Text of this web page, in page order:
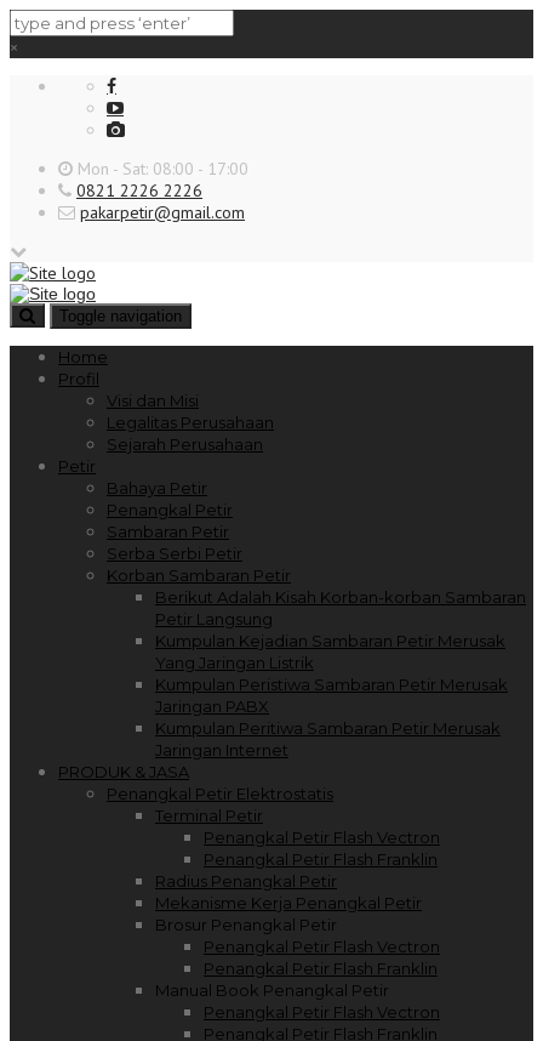
×
Mon - Sat: 08:00 - 17:00
0821 2226 2226
pakarpetir@gmail.com
Toggle navigation
Home
Profil
Visi dan Misi
Legalitas Perusahaan
Sejarah Perusahaan
Petir
Bahaya Petir
Penangkal Petir
Sambaran Petir
Serba Serbi Petir
Korban Sambaran Petir
Berikut Adalah Kisah Korban-korban Sambaran
Petir Langsung
Kumpulan Kejadian Sambaran Petir Merusak
Yang Jaringan Listrik
Kumpulan Peristiwa Sambaran Petir Merusak
Jaringan PABX
Kumpulan Peritiwa Sambaran Petir Merusak
Jaringan Internet
PRODUK & JASA
Penangkal Petir Elektrostatis
Terminal Petir
Penangkal Petir Flash Vectron
Penangkal Petir Flash Franklin
Radius Penangkal Petir
Mekanisme Kerja Penangkal Petir
Brosur Penangkal Petir
Penangkal Petir Flash Vectron
Penangkal Petir Flash Franklin
Manual Book Penangkal Petir
Penangkal Petir Flash Vectron
Penangkal Petir Flash Franklin